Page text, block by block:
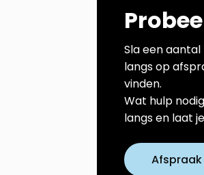
Sla een
langs op
vinden.
Wat hulp
langs en laat